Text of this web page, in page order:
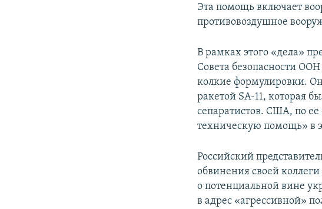
Эта помощь включает
противовоздушное
В рамках этого «дела»
Совета безопасности
колкие формулировки.
ракетой SA-11, которая
сепаратистов. США, по ее
техническую помощь» в
Российский
обвинения своей коллеги
о потенциальной вине
в адрес «агрессивной»